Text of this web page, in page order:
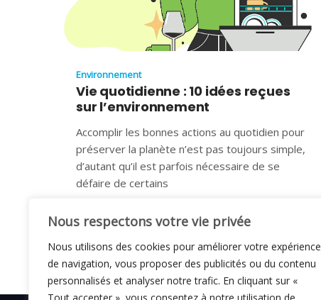
Nous respectons votre vie privée
Nous utilisons des cookies pour améliorer votre expérience
de navigation, vous proposer des publicités ou du contenu
personnalisés et analyser notre trafic. En cliquant sur «
Environnement
Vie quotidienne : 10 idées reçues
sur l’environnement
Accomplir les bonnes actions au quotidien pour
préserver la planète n’est pas toujours simple,
d’autant qu’il est parfois nécessaire de se
défaire de certains